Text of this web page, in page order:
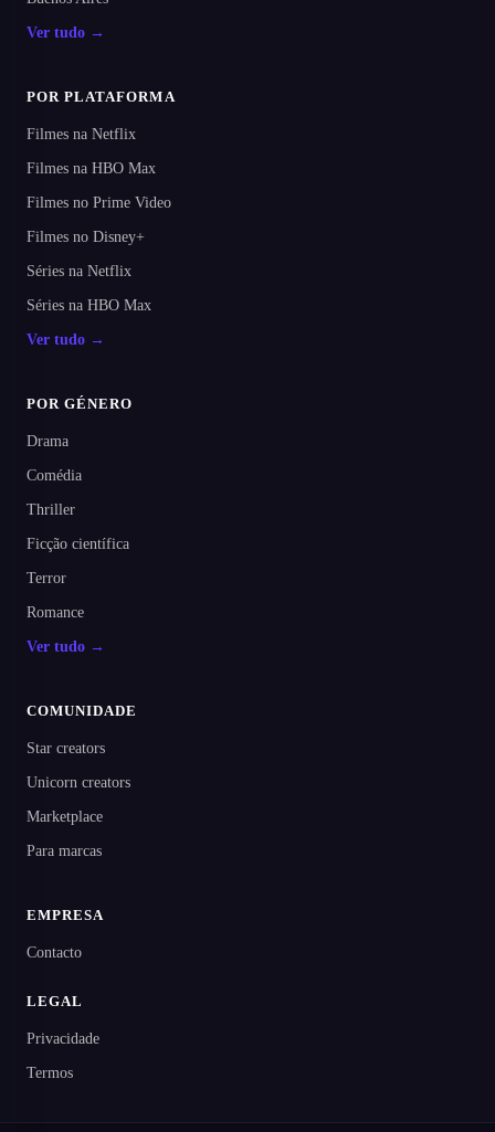
Ver tudo →
POR PLATAFORMA
Filmes na Netflix
Filmes na HBO Max
Filmes no Prime Video
Filmes no Disney+
Séries na Netflix
Séries na HBO Max
Ver tudo →
POR GÉNERO
Drama
Comédia
Thriller
Ficção científica
Terror
Romance
Ver tudo →
COMUNIDADE
Star creators
Unicorn creators
Marketplace
Para marcas
EMPRESA
Contacto
LEGAL
Privacidade
Termos